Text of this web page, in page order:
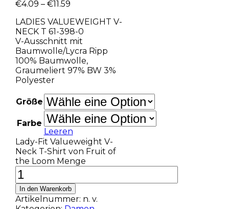
€4.09 – €11.59
LADIES VALUEWEIGHT V-
NECK T 61-398-0
V-Ausschnitt mit
Baumwolle/Lycra Ripp
100% Baumwolle,
Graumeliert 97% BW 3%
Polyester
Größe
Farbe
Leeren
Lady-Fit Valueweight V-
Neck T-Shirt von Fruit of
the Loom Menge
In den Warenkorb
Artikelnummer: n. v.